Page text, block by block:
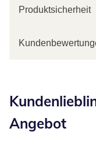
Produktsicherheit
Angebot